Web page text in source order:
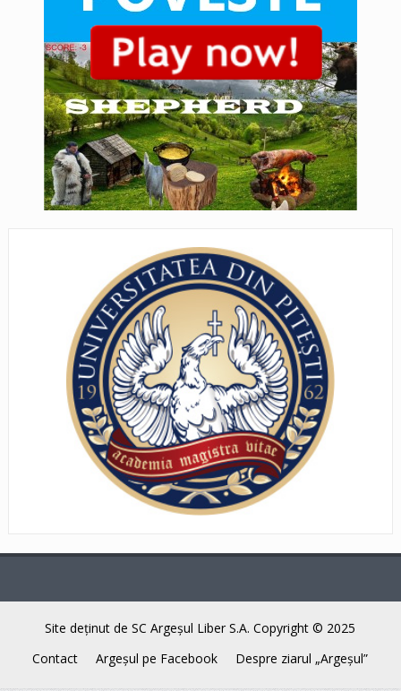
Site deţinut de SC Argeşul Liber S.A. Copyright © 2025
Contact
Argeşul pe Facebook Despre ziarul „Argeşul”